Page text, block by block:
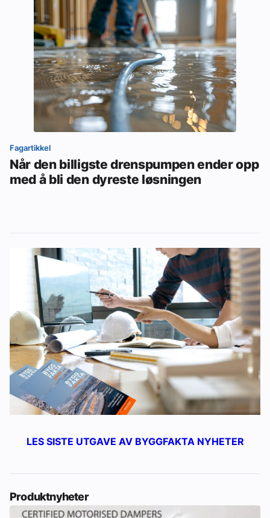
Fagartikkel
Når den billigste drenspumpen ender opp
med å bli den dyreste løsningen
LES SISTE UTGAVE AV BYGGFAKTA NYHETER
Produktnyheter